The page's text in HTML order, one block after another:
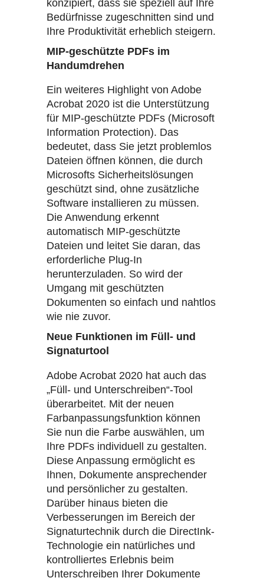
konzipiert, dass sie speziell auf Ihre
Bedürfnisse zugeschnitten sind und
Ihre Produktivität erheblich steigern.
MIP-geschützte PDFs im
Handumdrehen
Ein weiteres Highlight von Adobe
Acrobat 2020 ist die Unterstützung
für MIP-geschützte PDFs (Microsoft
Information Protection). Das
bedeutet, dass Sie jetzt problemlos
Dateien öffnen können, die durch
Microsofts Sicherheitslösungen
geschützt sind, ohne zusätzliche
Software installieren zu müssen.
Die Anwendung erkennt
automatisch MIP-geschützte
Dateien und leitet Sie daran, das
erforderliche Plug-In
herunterzuladen. So wird der
Umgang mit geschützten
Dokumenten so einfach und nahtlos
wie nie zuvor.
Neue Funktionen im Füll- und
Signaturtool
Adobe Acrobat 2020 hat auch das
„Füll- und Unterschreiben“-Tool
überarbeitet. Mit der neuen
Farbanpassungsfunktion können
Sie nun die Farbe auswählen, um
Ihre PDFs individuell zu gestalten.
Diese Anpassung ermöglicht es
Ihnen, Dokumente ansprechender
und persönlicher zu gestalten.
Darüber hinaus bieten die
Verbesserungen im Bereich der
Signaturtechnik durch die DirectInk-
Technologie ein natürliches und
kontrolliertes Erlebnis beim
Unterschreiben Ihrer Dokumente